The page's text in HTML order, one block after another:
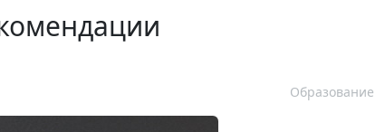
Образование